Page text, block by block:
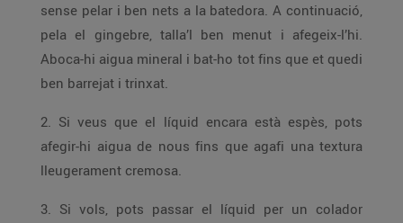
sense pelar i ben nets a la batedora. A continuació,
pela el gingebre, talla’l ben menut i afegeix-l’hi.
Aboca-hi aigua mineral i bat-ho tot fins que et quedi
ben barrejat i trinxat.
2. Si veus que el líquid encara està espès, pots
afegir-hi aigua de nous fins que agafi una textura
lleugerament cremosa.
3. Si vols, pots passar el líquid per un colador